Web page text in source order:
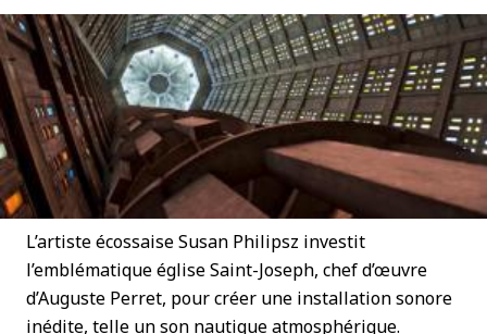
L’artiste écossaise Susan Philipsz investit
l’emblématique église Saint-Joseph, chef d’œuvre
d’Auguste Perret, pour créer une installation sonore
inédite, telle un son nautique atmosphérique.